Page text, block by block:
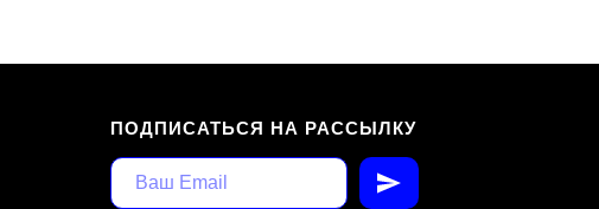
ПОДПИСАТЬСЯ НА РАССЫЛКУ